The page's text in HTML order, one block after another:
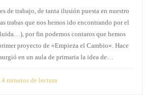
de trabajo, de tanta ilusión puesta en nuestro
trabas que nos hemos ido encontrando por el
por fin podemos contaros que hemos
proyecto de «Empieza el Cambio». Hace
en un aula de primaria la idea de…
4 minutos de lectura